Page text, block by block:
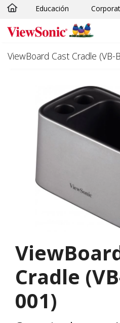
Skip to main content
Educación
ViewBoard Cast Cradle (VB-
Cradle
001)